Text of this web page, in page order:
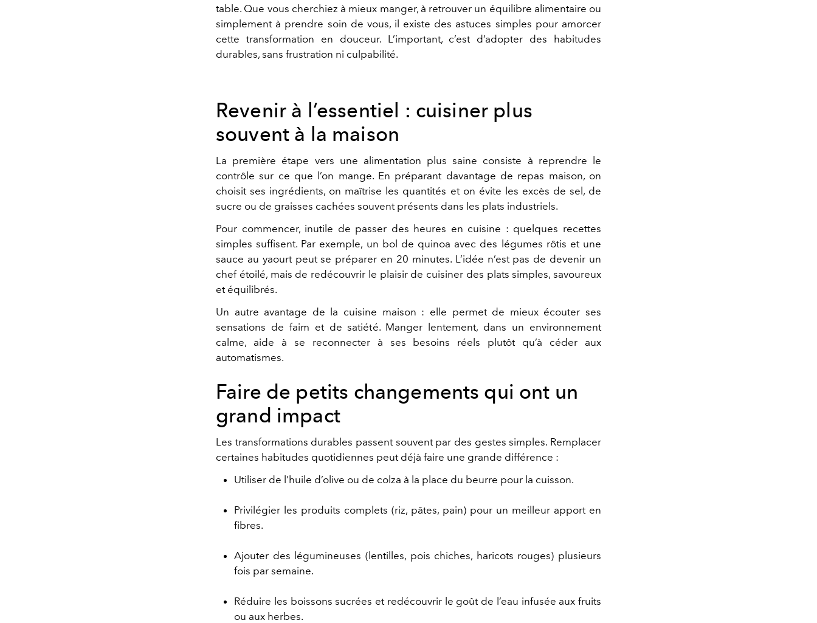
table. Que vous cherchiez à mieux manger, à retrouver un équilibre alimentaire ou
simplement à prendre soin de vous, il existe des astuces simples pour amorcer
cette transformation en douceur. L’important, c’est d’adopter des habitudes
durables, sans frustration ni culpabilité.
Revenir à l’essentiel : cuisiner plus
souvent à la maison
La première étape vers une alimentation plus saine consiste à reprendre le
contrôle sur ce que l’on mange. En préparant davantage de repas maison, on
choisit ses ingrédients, on maîtrise les quantités et on évite les excès de sel, de
sucre ou de graisses cachées souvent présents dans les plats industriels.
Pour commencer, inutile de passer des heures en cuisine : quelques recettes
simples suffisent. Par exemple, un bol de quinoa avec des légumes rôtis et une
sauce au yaourt peut se préparer en 20 minutes. L’idée n’est pas de devenir un
chef étoilé, mais de redécouvrir le plaisir de cuisiner des plats simples, savoureux
et équilibrés.
Un autre avantage de la cuisine maison : elle permet de mieux écouter ses
sensations de faim et de satiété. Manger lentement, dans un environnement
calme, aide à se reconnecter à ses besoins réels plutôt qu’à céder aux
automatismes.
Faire de petits changements qui ont un
grand impact
Les transformations durables passent souvent par des gestes simples. Remplacer
certaines habitudes quotidiennes peut déjà faire une grande différence :
Utiliser de l’huile d’olive ou de colza à la place du beurre pour la cuisson.
Privilégier les produits complets (riz, pâtes, pain) pour un meilleur apport en
fibres.
Ajouter des légumineuses (lentilles, pois chiches, haricots rouges) plusieurs
fois par semaine.
Réduire les boissons sucrées et redécouvrir le goût de l’eau infusée aux fruits
ou aux herbes.